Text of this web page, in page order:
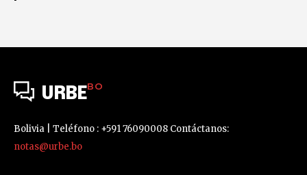
URBEBO
Bolivia | Teléfono : +591 76090008 Contáctanos:
notas@urbe.bo